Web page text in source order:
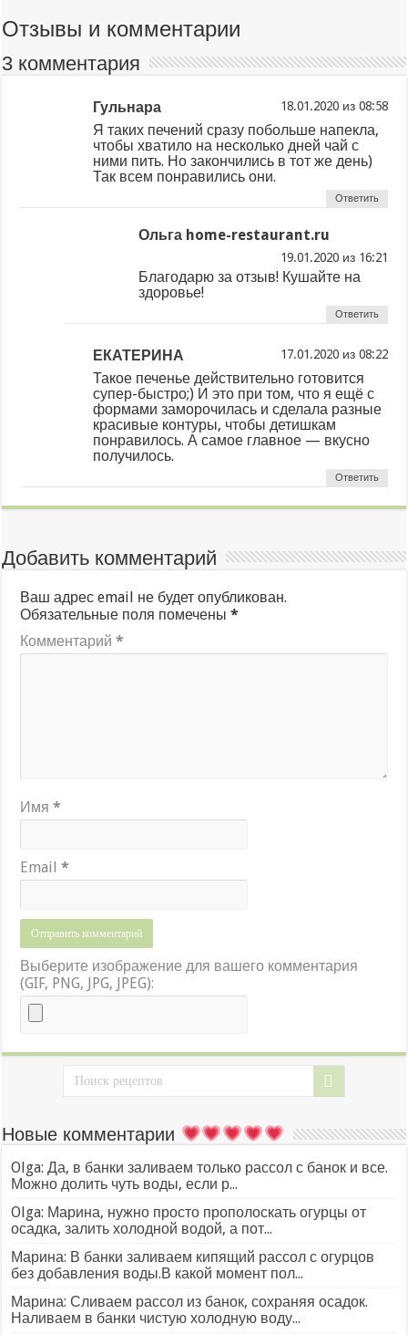
Отзывы и комментарии
3 комментария
Гульнара из
Я таких печений сразу побольше напекла,
чтобы хватило на несколько дней чай с
ними пить. Но закончились в тот же день)
Так всем понравились они.
Ответить
Ольга home-restaurant.ru
из
Благодарю за отзыв! Кушайте на
здоровье!
Ответить
ЕКАТЕРИНА из
Такое печенье действительно готовится
супер-быстро;) И это при том, что я ещё с
формами заморочилась и сделала разные
красивые контуры, чтобы детишкам
понравилось. А самое главное — вкусно
получилось.
Ответить
Добавить комментарий
Ваш адрес email не будет опубликован.
Обязательные поля помечены*
Комментарий*
Имя*
Email*
Выберите изображение для вашего комментария
(GIF, PNG, JPG, JPEG):
Новые комментарии
Olga: Да, в банки заливаем только рассол с банок и все.
Можно долить чуть воды, если р...
Olga: Марина, нужно просто прополоскать огурцы от
осадка, залить холодной водой, а пот...
Марина: В банки заливаем кипящий рассол с огурцов
без добавления воды.В какой момент пол...
Марина: Сливаем рассол из банок, сохраняя осадок.
Наливаем в банки чистую холодную воду...